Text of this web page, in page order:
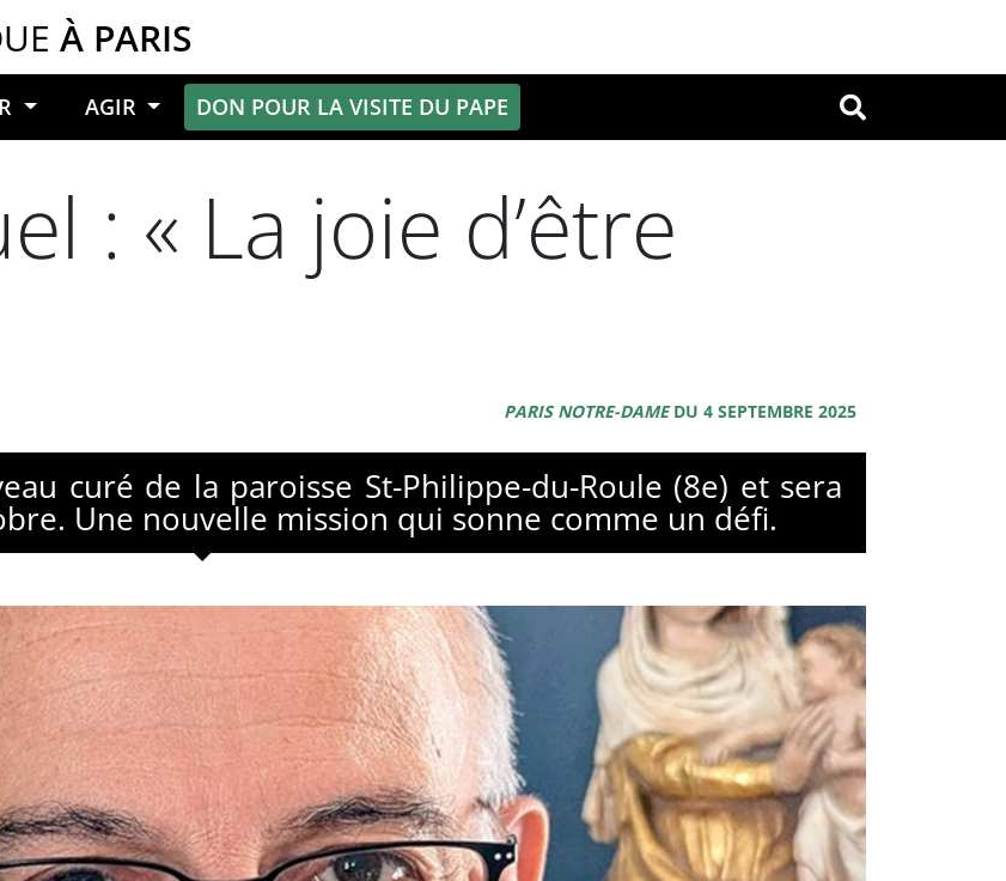
À PARIS
OK
AGIR DON POUR LA VISITE DU PAPE
: « La joie d’être
PARIS NOTRE-DAMEDU 4 SEPTEMBRE 2025
curé de la paroisse St-Philippe-du-Roule (8e) et sera
Une nouvelle mission qui sonne comme un défi.